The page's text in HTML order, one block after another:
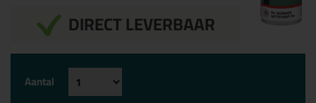
DIRECT LEVERBAAR
Aantal